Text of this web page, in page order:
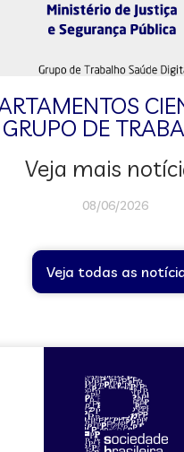
GRUPO DE
Veja mais
08/06/2026
Veja todas as